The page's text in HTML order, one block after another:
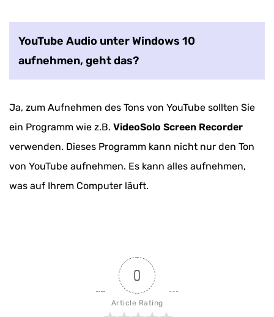
YouTube Audio unter Windows 10
aufnehmen, geht das?
Ja, zum Aufnehmen des Tons von YouTube sollten Sie
ein Programm wie z.B. VideoSolo Screen Recorder
verwenden. Dieses Programm kann nicht nur den Ton
von YouTube aufnehmen. Es kann alles aufnehmen,
was auf Ihrem Computer läuft.
0
Article Rating